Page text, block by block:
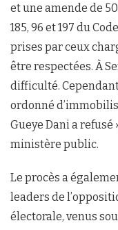
et une amende de
185, 96 et 197 du
prises par ceux
être respectées. À
difficulté.
ordonné
Gueye Dani a
ministère public.
Le procès a
leaders de
électorale, venus